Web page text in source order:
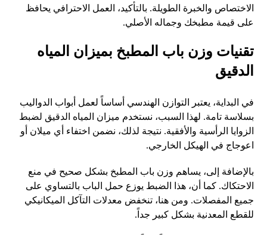
الاختصاص والخبرة الطويلة. بالتأكيد، العمل الاحترافي يحافظ
على قيمة مطبخك وجماله الأصلي.
تقنيات وزن باب المطبخ بميزان المياه
الدقيق
في البداية، يعتبر التوازن الهندسي أساساً لعمل أبواب الدواليب
بسلاسة تامة. لهذا السبب، نستخدم ميزان المياه الدقيق لضبط
الزوايا الرأسية والأفقية. نتيجة لذلك، نضمن اختفاء أي ميلان أو
اعوجاج في الهيكل الخارجي.
بالإضافة إلى، يساهم وزن باب المطبخ بشكل صحيح في منع
الاحتكاك. كما أن، هذا الضبط يوزع حمل الباب بالتساوي على
جميع المفصلات. ومن هنا، تنخفض معدلات التآكل الميكانيكي
للقطع المعدنية بشكل كبير جداً.